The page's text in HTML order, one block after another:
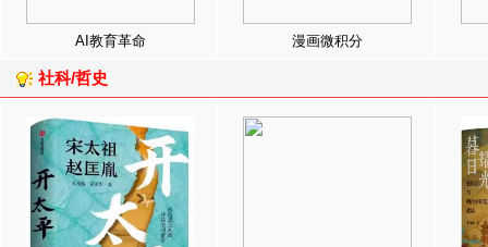
AI教育革命 漫画微积分
社科/哲史